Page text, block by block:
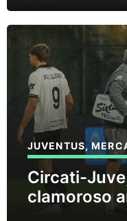
JUVENTUS,
Circati-
clamoroso